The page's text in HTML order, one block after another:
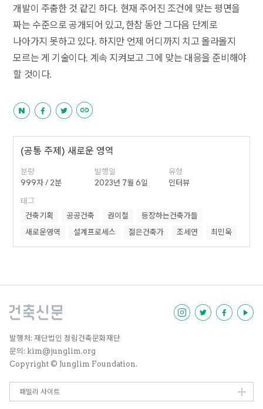
개발이 주춤한 것 같긴 하다. 현재 주어진 조건에 맞는 평면을
짜는 수준으로 공개되어 있고, 한참 동안 그다음 단계로
나아가지 못하고 있다. 하지만 언제 어디까지 치고 올라올지
모르는 게 기술이다. 계속 지켜보고 그에 맞는 대응을 준비해야
할 것이다.
(공통 주제) 새로운 영역
분량
999자 / 2분
발행일
2023년 7월 6일
유형
인터뷰
태그
건축기획
공공건축 권이철
등장하는건축가들
새로운영역
설계프로세스 젊은건축가 조세연 최민욱
발행처: 재단법인 정림건축문화재단
문의: kim@junglim.org
Copyright © Junglim Foundation.
패밀리 사이트